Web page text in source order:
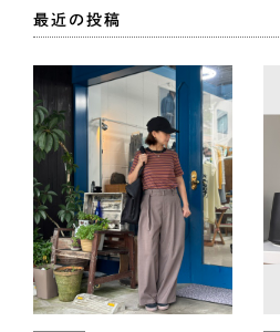
最近の投稿